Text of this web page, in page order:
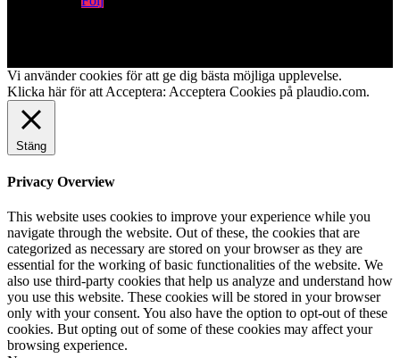
Vi använder cookies för att ge dig bästa möjliga upplevelse.
Klicka här för att Acceptera: Acceptera Cookies på plaudio.com.
Stäng
Privacy Overview
This website uses cookies to improve your experience while you
navigate through the website. Out of these, the cookies that are
categorized as necessary are stored on your browser as they are
essential for the working of basic functionalities of the website. We
also use third-party cookies that help us analyze and understand how
you use this website. These cookies will be stored in your browser
only with your consent. You also have the option to opt-out of these
cookies. But opting out of some of these cookies may affect your
browsing experience.